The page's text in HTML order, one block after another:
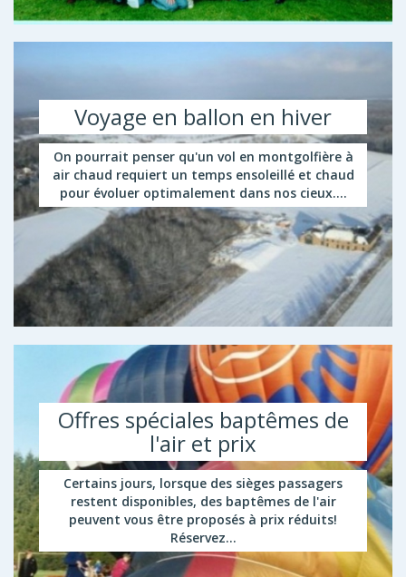
Voyage en ballon en hiver
On pourrait penser qu'un vol en montgolfière à
air chaud requiert un temps ensoleillé et chaud
pour évoluer optimalement dans nos cieux....
Offres spéciales baptêmes de
l'air et prix
Certains jours, lorsque des sièges passagers
restent disponibles, des baptêmes de l'air
peuvent vous être proposés à prix réduits!
Réservez...